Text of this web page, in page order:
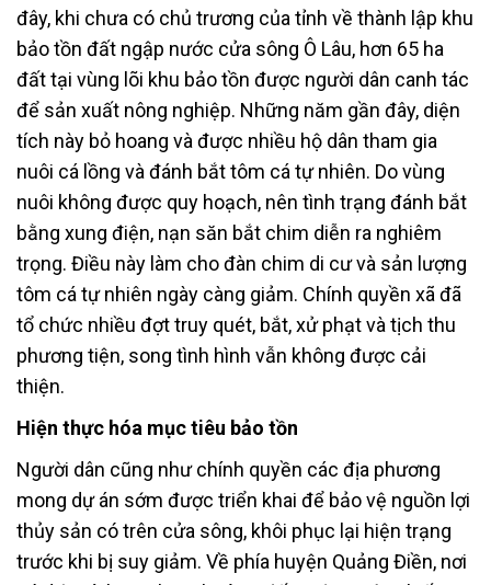
đây, khi chưa có chủ trương của tỉnh về thành lập khu
bảo tồn đất ngập nước cửa sông Ô Lâu, hơn 65 ha
đất tại vùng lõi khu bảo tồn được người dân canh tác
để sản xuất nông nghiệp. Những năm gần đây, diện
tích này bỏ hoang và được nhiều hộ dân tham gia
nuôi cá lồng và đánh bắt tôm cá tự nhiên. Do vùng
nuôi không được quy hoạch, nên tình trạng đánh bắt
bằng xung điện, nạn săn bắt chim diễn ra nghiêm
trọng. Điều này làm cho đàn chim di cư và sản lượng
tôm cá tự nhiên ngày càng giảm. Chính quyền xã đã
tổ chức nhiều đợt truy quét, bắt, xử phạt và tịch thu
phương tiện, song tình hình vẫn không được cải
thiện.
Hiện thực hóa mục tiêu bảo tồn
Người dân cũng như chính quyền các địa phương
mong dự án sớm được triển khai để bảo vệ nguồn lợi
thủy sản có trên cửa sông, khôi phục lại hiện trạng
trước khi bị suy giảm. Về phía huyện Quảng Điền, nơi